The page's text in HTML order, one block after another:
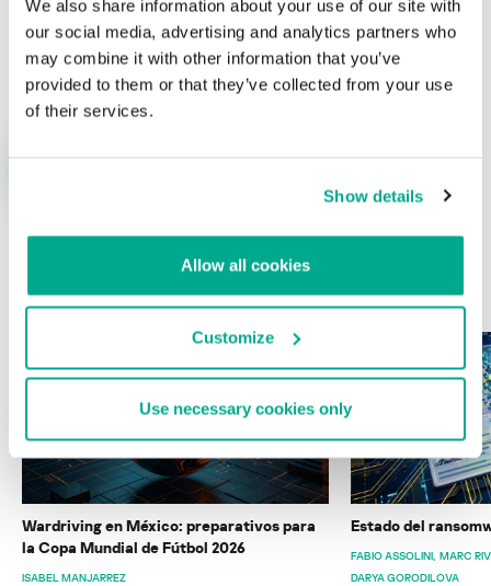
We also share information about your use of our site with
our social media, advertising and analytics partners who
may combine it with other information that you’ve
provided to them or that they’ve collected from your use
of their services.
Show details
Allow all cookies
Customize
Use necessary cookies only
Correo electrónico
ÚLTIMAS PUBLICACIONES
Wardriving en México: preparativos para
la Copa Mundial de Fútbol 2026
ISABEL MANJARREZ
Estado del
FABIO ASSOLINI MARC
DARYA GORODILOVA